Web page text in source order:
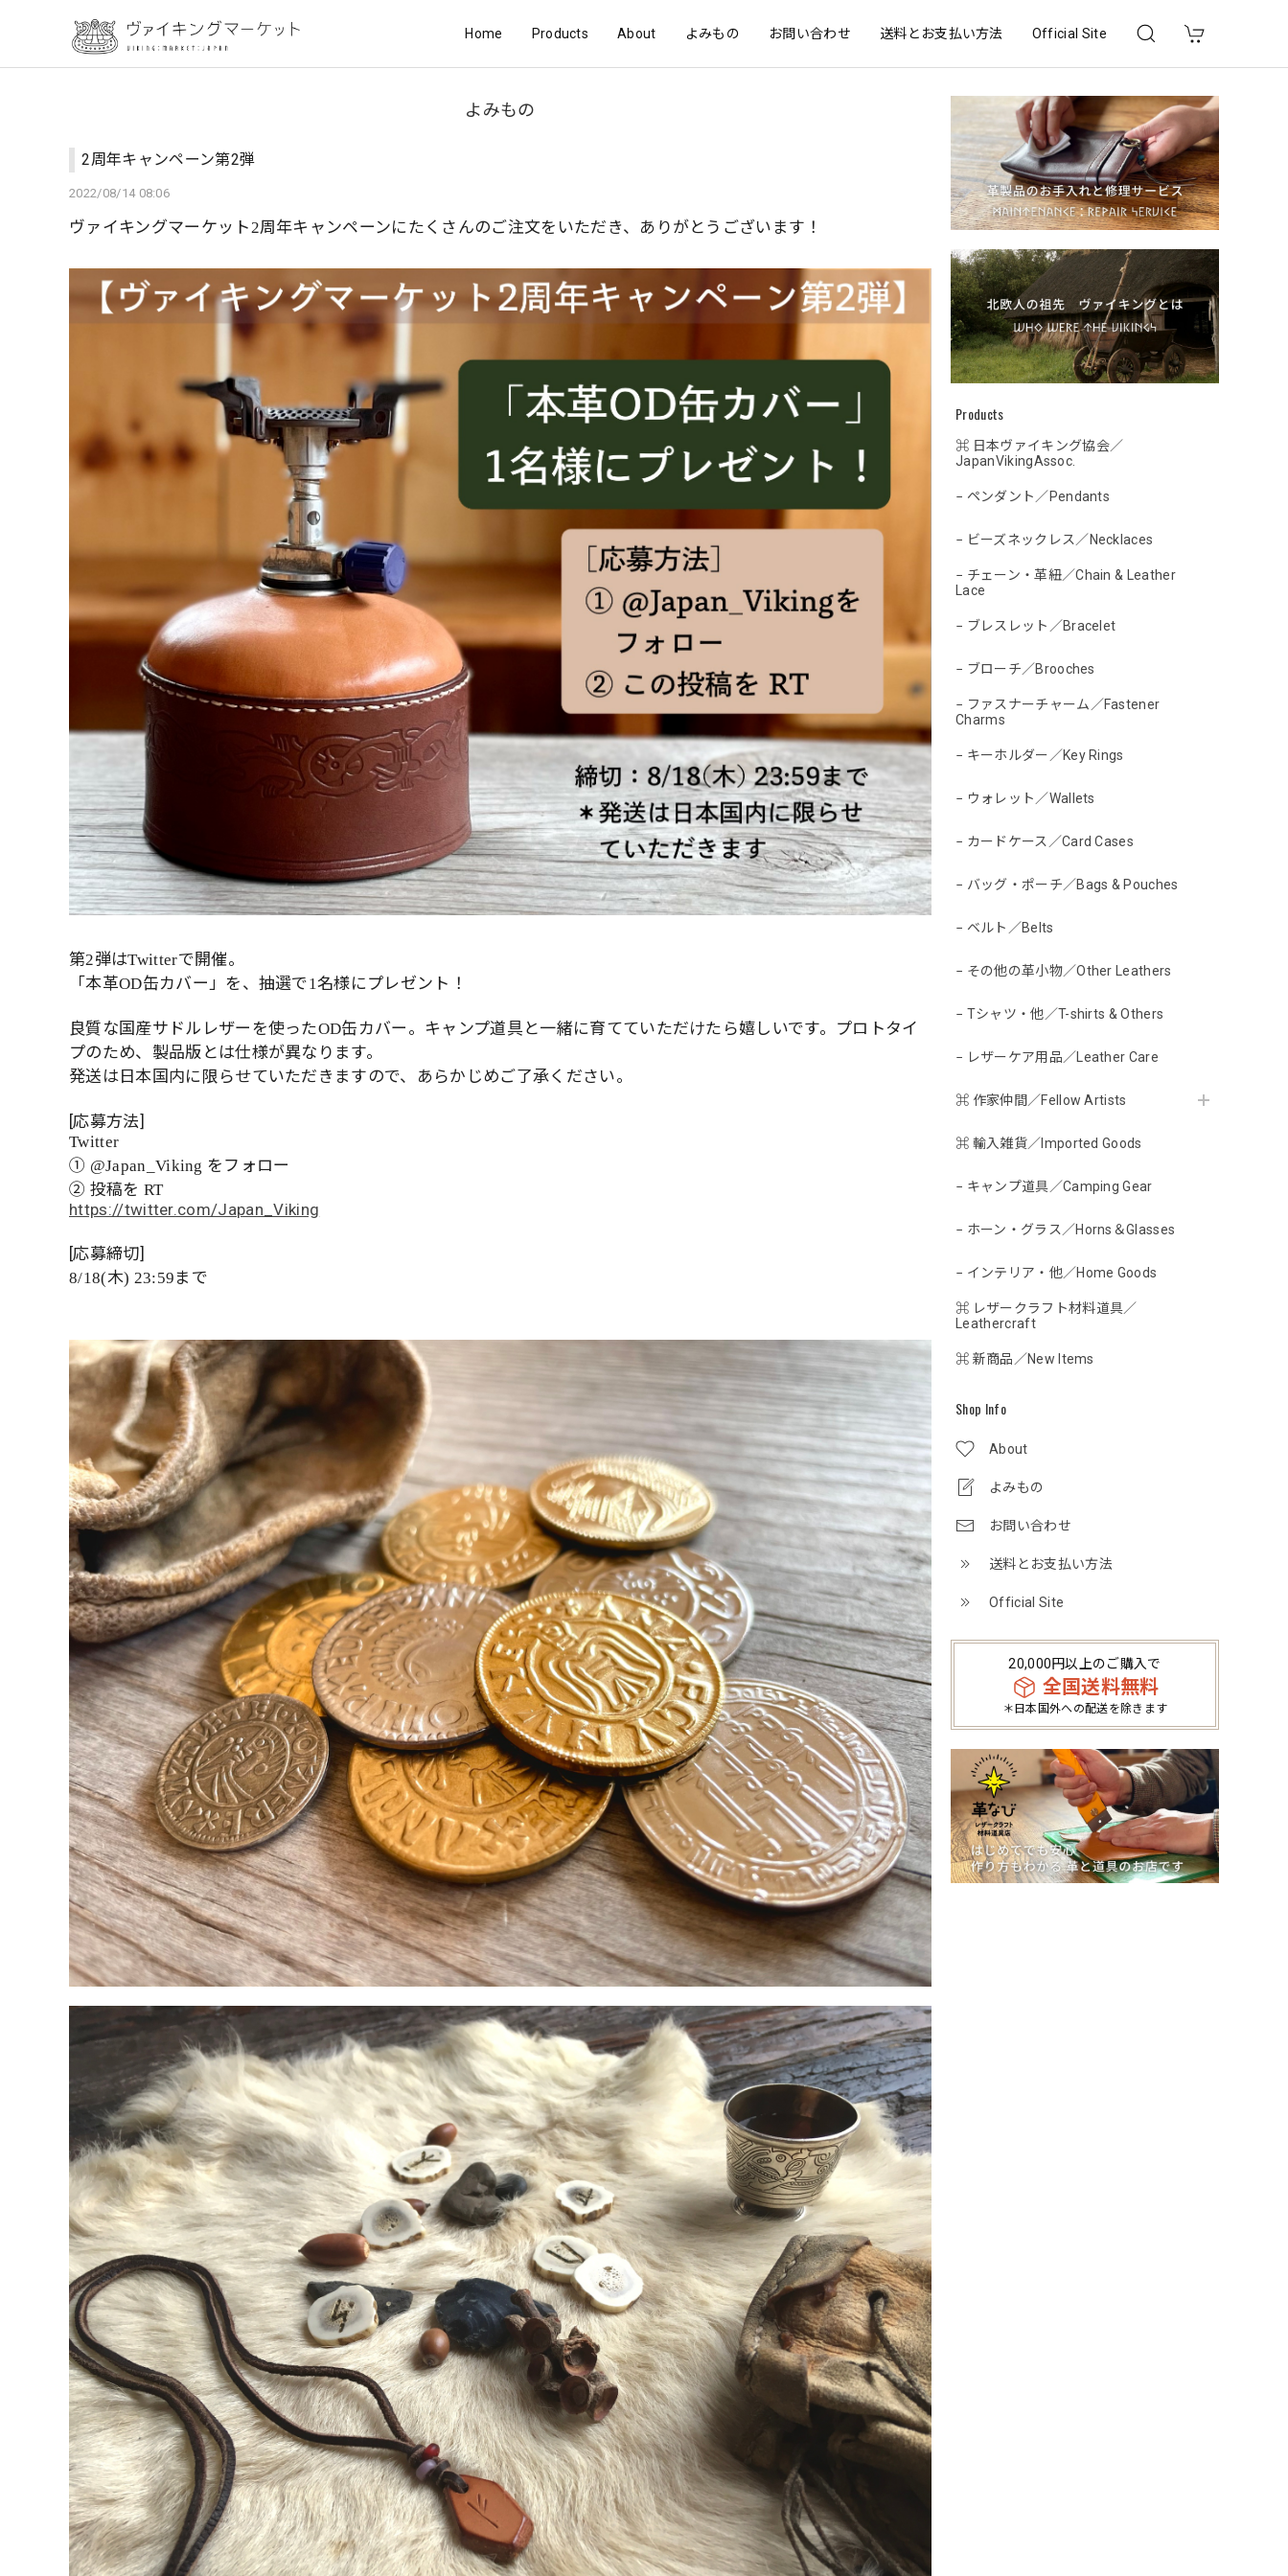
Home Products About よみもの お問い合わせ 送料とお支払い方法 Official Site
Products
⌘ 日本ヴァイキング協会／
JapanVikingAssoc.
− ペンダント／Pendants
− ビーズネックレス／Necklaces
− チェーン・革紐／Chain & Leather
Lace
− ブレスレット／Bracelet
− ブローチ／Brooches
− ファスナーチャーム／Fastener
Charms
− キーホルダー／Key Rings
− ウォレット／Wallets
− カードケース／Card Cases
− バッグ・ポーチ／Bags & Pouches
− ベルト／Belts
− その他の革小物／Other Leathers
− Tシャツ・他／T-shirts & Others
− レザーケア用品／Leather Care
⌘ 作家仲間／Fellow Artists
⌘ 輸入雑貨／Imported Goods
− キャンプ道具／Camping Gear
− ホーン・グラス／Horns＆Glasses
− インテリア・他／Home Goods
⌘ レザークラフト材料道具／
Leathercraft
⌘ 新商品／New Items
Shop Info
About
よみもの
お問い合わせ
送料とお支払い方法
Official Site
20,000円以上のご購入で
全国送料無料
＊日本国外への配送を除きます
よみもの
2周年キャンペーン第2弾
2022/08/14 08:06
ヴァイキングマーケット2周年キャンペーンにたくさんのご注文をいただき、ありがとうございます！
第2弾はTwitterで開催。
「本革OD缶カバー」を、抽選で1名様にプレゼント！
良質な国産サドルレザーを使ったOD缶カバー。キャンプ道具と一緒に育てていただけたら嬉しいです。プロトタイ
プのため、製品版とは仕様が異なります。
発送は日本国内に限らせていただきますので、あらかじめご了承ください。
[応募方法]
Twitter
① @Japan_Viking をフォロー
② 投稿を RT
https://twitter.com/Japan_Viking
[応募締切]
8/18(木) 23:59まで